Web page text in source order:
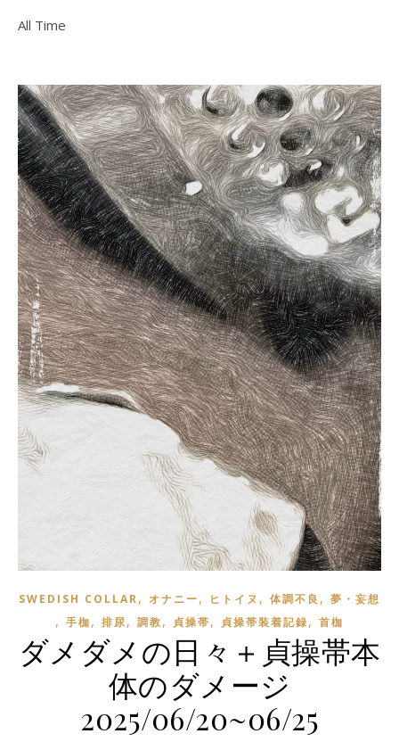
All Time
SWEDISH COLLAR, オナニー, ヒトイヌ , 体調不良 , 夢・妄想
, 手枷, 排尿, 調教, 貞操帯, 貞操帯装着記録, 首枷
ダメダメの日々＋貞操帯本
体のダメージ
2025/06/20~06/25